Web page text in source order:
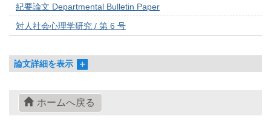
紀要論文 Departmental Bulletin Paper
対人社会心理学研究 / 第 6 号
論文詳細を表示
ホームへ戻る